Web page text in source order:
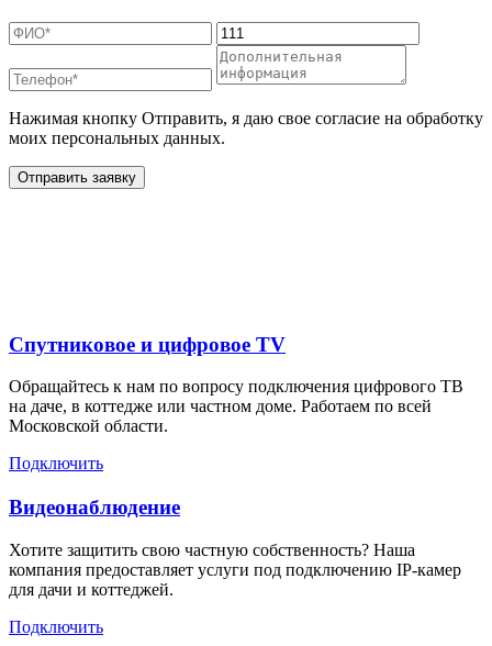
Нажимая кнопку Отправить, я даю свое согласие на обработку
моих персональных данных.
Отправить заявку
Спутниковое и цифровое TV
Обращайтесь к нам по вопросу подключения цифрового ТВ
на даче, в коттедже или частном доме. Работаем по всей
Московской области.
Подключить
Видеонаблюдение
Хотите защитить свою частную собственность? Наша
компания предоставляет услуги под подключению IP-камер
для дачи и коттеджей.
Подключить